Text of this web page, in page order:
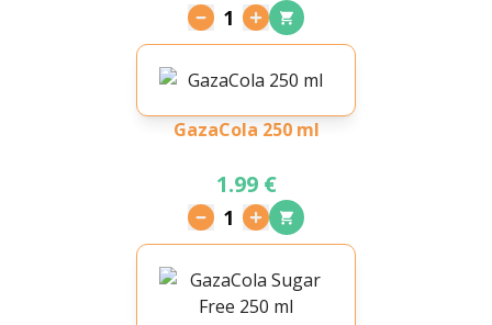
1
GazaCola 250 ml
1.99 €
1